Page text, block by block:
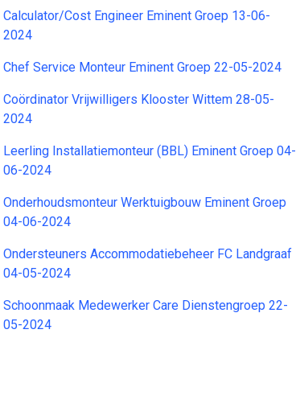
Calculator/Cost Engineer Eminent Groep 13-06-
2024
Chef Service Monteur Eminent Groep 22-05-2024
Coördinator Vrijwilligers Klooster Wittem 28-05-
2024
Leerling Installatiemonteur (BBL) Eminent Groep 04-
06-2024
Onderhoudsmonteur Werktuigbouw Eminent Groep
04-06-2024
Ondersteuners Accommodatiebeheer FC Landgraaf
04-05-2024
Schoonmaak Medewerker Care Dienstengroep 22-
05-2024